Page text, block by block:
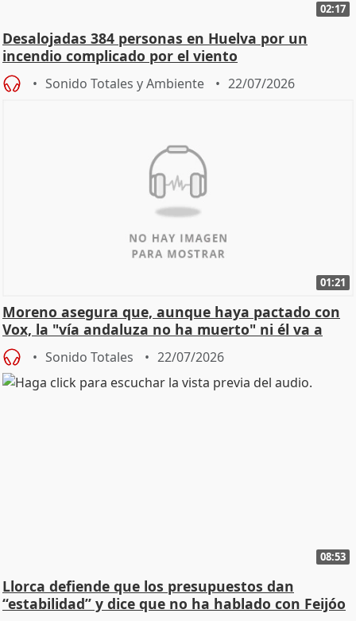
02:17
Desalojadas 384 personas en Huelva por un
incendio complicado por el viento
Sonido Totales y Ambiente 22/07/2026
01:21
Moreno asegura que, aunque haya pactado con
Vox, la "vía andaluza no ha muerto" ni él va a
"cambiar"
Sonido Totales 22/07/2026
08:53
Llorca defiende que los presupuestos dan
“estabilidad” y dice que no ha hablado con Feijóo